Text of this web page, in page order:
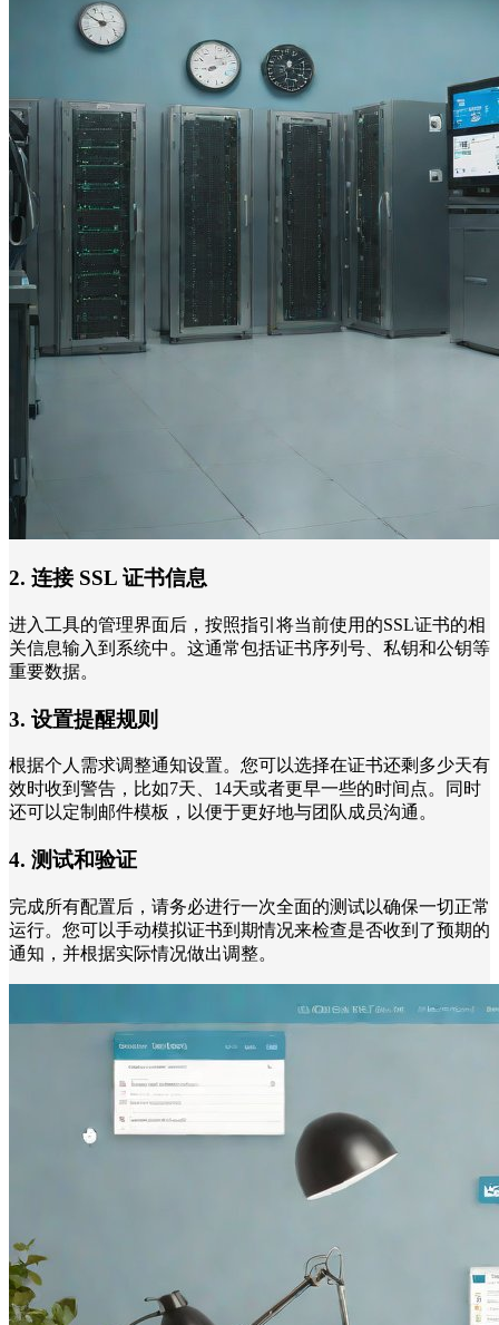
2. 连接 SSL 证书信息
进入工具的管理界面后，按照指引将当前使用的SSL证书的相
关信息输入到系统中。这通常包括证书序列号、私钥和公钥等
重要数据。
3. 设置提醒规则
根据个人需求调整通知设置。您可以选择在证书还剩多少天有
效时收到警告，比如7天、14天或者更早一些的时间点。同时
还可以定制邮件模板，以便于更好地与团队成员沟通。
4. 测试和验证
完成所有配置后，请务必进行一次全面的测试以确保一切正常
运行。您可以手动模拟证书到期情况来检查是否收到了预期的
通知，并根据实际情况做出调整。